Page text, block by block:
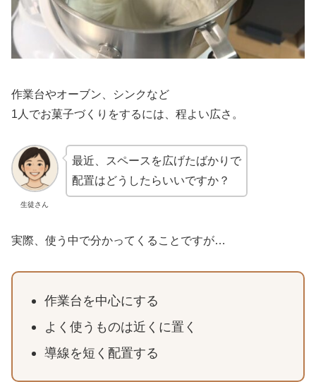
作業台やオーブン、シンクなど
1人でお菓子づくりをするには、程よい広さ。
生徒さん
最近、スペースを広げたばかりで
配置はどうしたらいいですか？
実際、使う中で分かってくることですが…
作業台を中心にする
よく使うものは近くに置く
導線を短く配置する